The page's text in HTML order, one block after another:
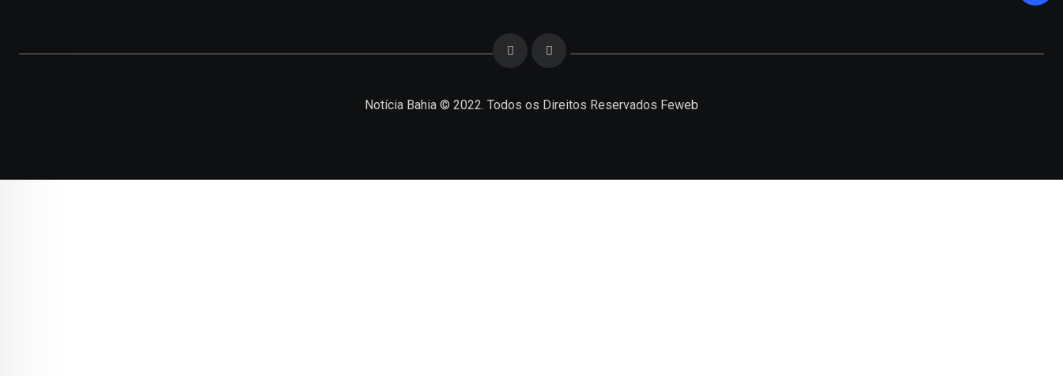
Notícia Bahia © 2022. Todos os Direitos Reservados Feweb